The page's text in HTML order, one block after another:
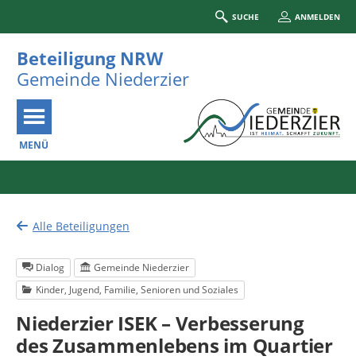
SUCHE ANMELDEN
Beteiligung NRW
Gemeinde Niederzier
MENÜ
Alle Beteiligungen
Dialog
Gemeinde Niederzier
Kinder, Jugend, Familie, Senioren und Soziales
Niederzier ISEK – Verbesserung
des Zusammenlebens im Quartier